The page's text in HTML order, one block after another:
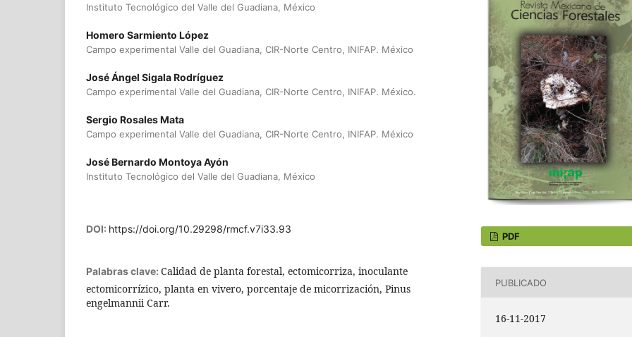
Instituto Tecnológico del Valle del Guadiana, México
Homero Sarmiento López
Campo experimental Valle del Guadiana, CIR-Norte Centro, INIFAP. México
José Ángel Sigala Rodríguez
Campo experimental Valle del Guadiana, CIR-Norte Centro, INIFAP. México.
Sergio Rosales Mata
Campo experimental Valle del Guadiana, CIR-Norte Centro, INIFAP. México
José Bernardo Montoya Ayón
Instituto Tecnológico del Valle del Guadiana, México
DOI: https://doi.org/10.29298/rmcf.v7i33.93
Palabras clave: Calidad de planta forestal, ectomicorriza, inoculante
ectomicorrízico, planta en vivero, porcentaje de micorrización, Pinus
engelmannii Carr.
PDF
PUBLICADO
16-11-2017